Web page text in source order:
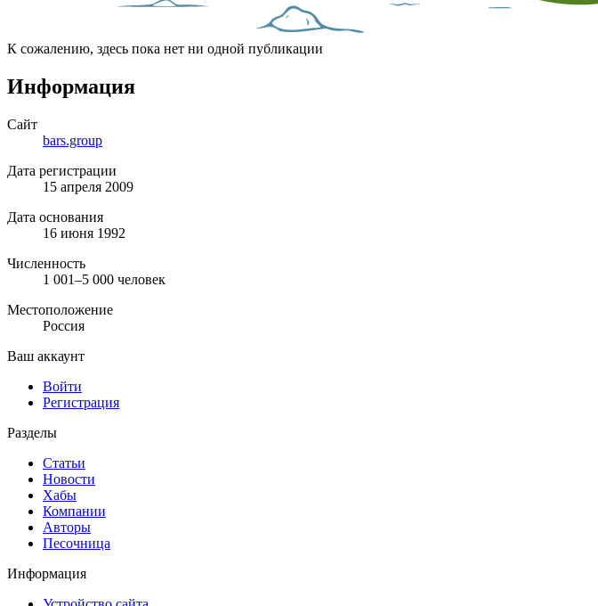
К сожалению, здесь пока нет ни одной публикации
Информация
Сайт
bars.group
Дата регистрации
15 апреля 2009
Дата основания
16 июня 1992
Численность
1 001–5 000 человек
Местоположение
Россия
Ваш аккаунт
Войти
Регистрация
Разделы
Статьи
Новости
Хабы
Компании
Авторы
Песочница
Информация